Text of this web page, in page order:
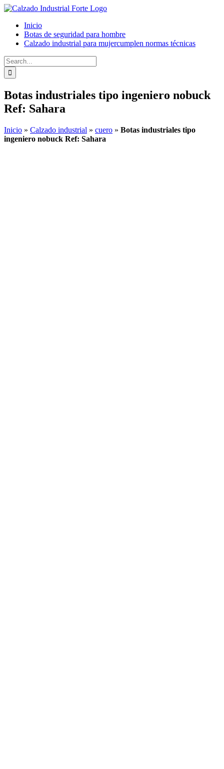
Skip
contentInicio
Botas de seguridad para hombre
Calzado industrial para mujercumplen normas técnicas
Search
for:
Botas industriales tipo ingeniero nobuck
Ref: Sahara
Inicio » Calzado industrial » cuero » Botas industriales tipo
ingeniero nobuck Ref: Sahara